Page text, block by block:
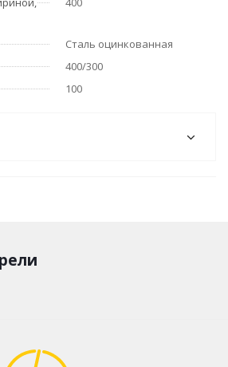
Сталь оцинкованная
400/300
100